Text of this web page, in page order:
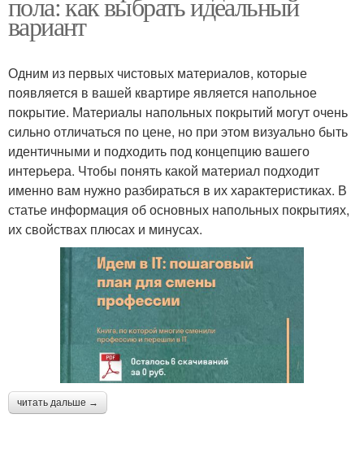
вариант
Одним из первых чистовых материалов, которые
появляется в вашей квартире является напольное
покрытие. Материалы напольных покрытий могут очень
сильно отличаться по цене, но при этом визуально быть
идентичными и подходить под концепцию вашего
интерьера. Чтобы понять какой материал подходит
именно вам нужно разбираться в их характеристиках. В
статье информация об основных напольных покрытиях,
их свойствах плюсах и минусах.
читать дальше →